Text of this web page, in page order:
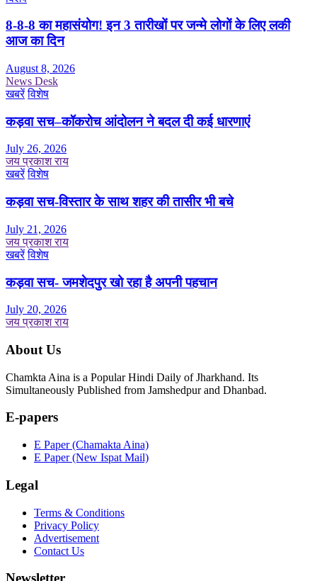
8-8-8 का महासंयोग! इन 3 तारीखों पर जन्मे लोगों के लिए लकी
आज का दिन
August 8, 2026
News Desk
खबरें विशेष
कड़वा सच–कॉकरोच आंदोलन ने बदल दी कई धारणाएं
July 26, 2026
जय प्रकाश राय
खबरें विशेष
कड़वा सच-विस्तार के साथ शहर की तासीर भी बचे
July 21, 2026
जय प्रकाश राय
खबरें विशेष
कड़वा सच- जमशेदपुर खो रहा है अपनी पहचान
July 20, 2026
जय प्रकाश राय
About Us
Chamkta Aina is a Popular Hindi Daily of Jharkhand. Its
Simultaneously Published from Jamshedpur and Dhanbad.
E-papers
E Paper (Chamakta Aina)
E Paper (New Ispat Mail)
Legal
Terms & Conditions
Privacy Policy
Advertisement
Contact Us
Newsletter